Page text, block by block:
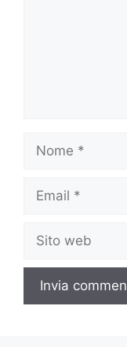
Nome
Email
Sito
web